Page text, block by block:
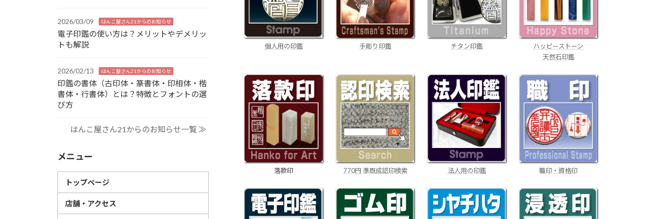
個人用の印鑑 手彫り印鑑 チタン印鑑
ハッピーストーン
天然石印鑑
落款印 770円 準既成認印検索 法人用の印鑑 職印・資格印
2026/03/09 はんこ屋さん21からのお知らせ
電子印鑑の使い方は？メリットやデメリッ
トも解説
2026/02/13 はんこ屋さん21からのお知らせ
印鑑の書体（古印体・篆書体・印相体・楷
書体・行書体）とは？特徴とフォントの選
び方
はんこ屋さん21からのお知らせ一覧 ≫
メニュー
トップページ
店舗・アクセス